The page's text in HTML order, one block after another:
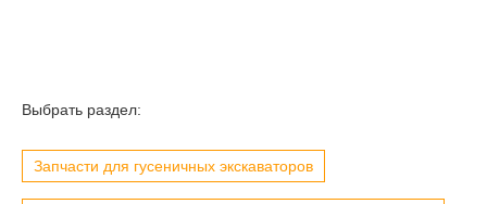
Выбрать раздел:
Запчасти для гусеничных экскаваторов